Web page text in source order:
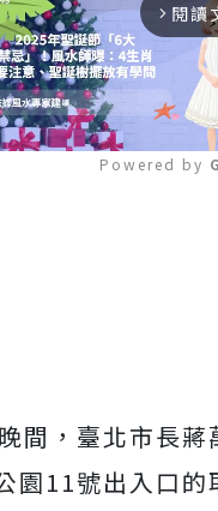
arrow_forward_ios 閱讀
Powered by
間，臺北市長蔣
園11號出入口的